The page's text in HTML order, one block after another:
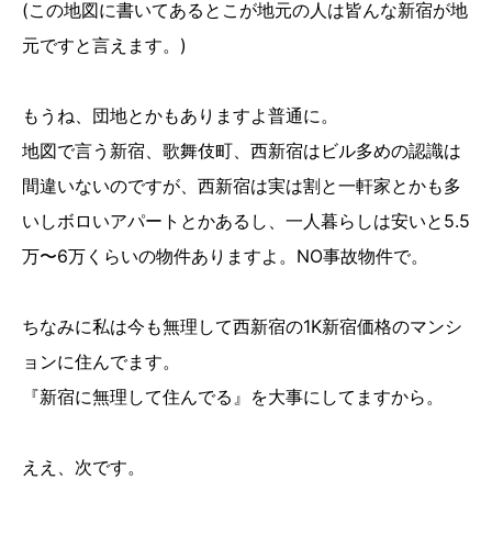
(この地図に書いてあるとこが地元の人は皆んな新宿が地
元ですと言えます。)
もうね、団地とかもありますよ普通に。
地図で言う新宿、歌舞伎町、西新宿はビル多めの認識は
間違いないのですが、西新宿は実は割と一軒家とかも多
いしボロいアパートとかあるし、一人暮らしは安いと5.5
万〜6万くらいの物件ありますよ。NO事故物件で。
ちなみに私は今も無理して西新宿の1K新宿価格のマンシ
ョンに住んでます。
『新宿に無理して住んでる』を大事にしてますから。
ええ、次です。